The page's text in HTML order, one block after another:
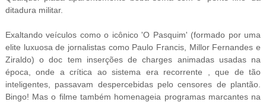
ditadura militar.
Exaltando veículos como o icônico 'O Pasquim' (formado por uma
elite luxuosa de jornalistas como Paulo Francis, Millor Fernandes e
Ziraldo) o doc tem inserções de charges animadas usadas na
época, onde a crítica ao sistema era recorrente , que de tão
inteligentes, passavam despercebidas pelo censores de plantão.
Bingo! Mas o filme também homenageia programas marcantes na